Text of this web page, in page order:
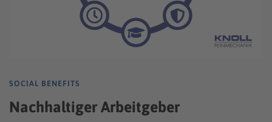
SOCIAL BENEFITS
Nachhaltiger Arbeitgeber